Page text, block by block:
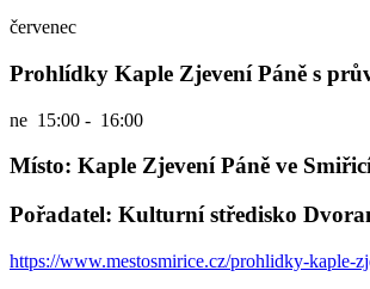
červenec
Prohlídky Kaple Zjevení Páně s
ne 15:00 - 16:00
Místo: Kaple Zjevení Páně ve
Pořadatel: Kulturní středisko
https://www.mestosmirice.cz/prohlidky-kaple-